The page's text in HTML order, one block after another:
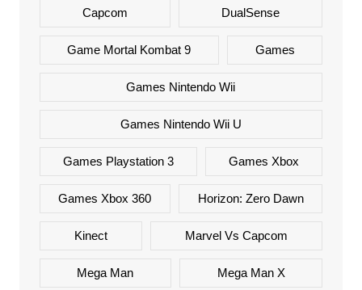
Capcom DualSense
Game Mortal Kombat 9 Games
Games Nintendo Wii
Games Nintendo Wii U
Games Playstation 3 Games Xbox
Games Xbox 360 Horizon: Zero Dawn
Kinect Marvel Vs Capcom
Mega Man Mega Man X